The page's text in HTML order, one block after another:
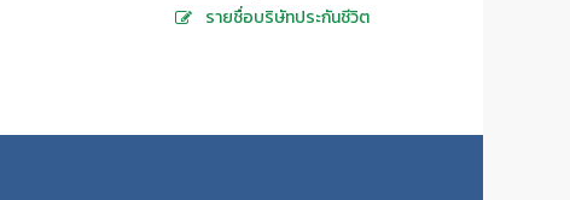
รายชื่อบริษัทประกันชีวิต